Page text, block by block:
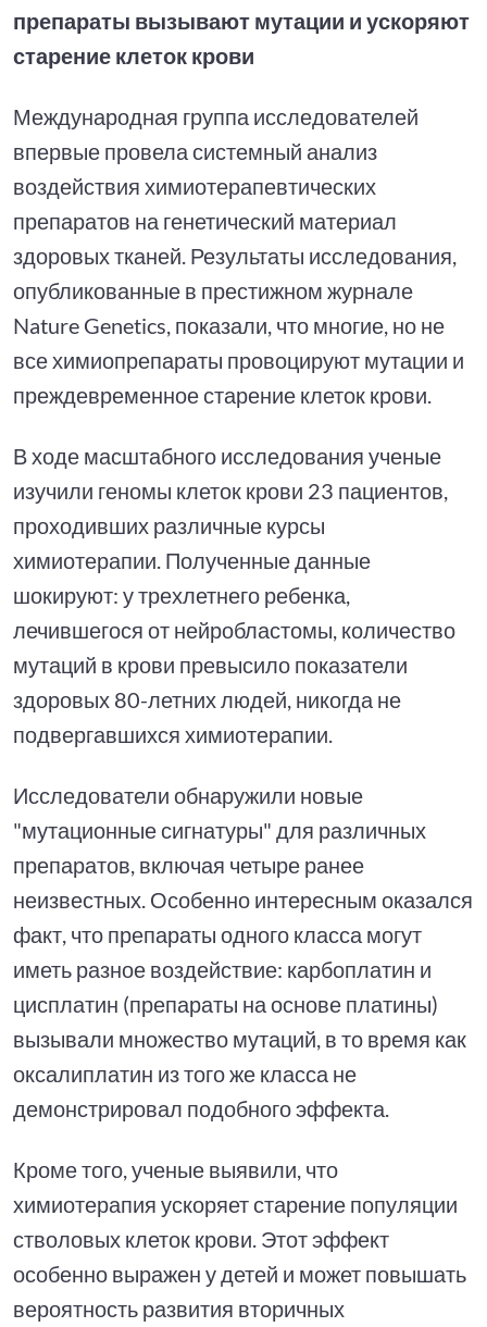
препараты вызывают мутации и ускоряют
старение клеток крови
Международная группа исследователей
впервые провела системный анализ
воздействия химиотерапевтических
препаратов на генетический материал
здоровых тканей. Результаты исследования,
опубликованные в престижном журнале
Nature Genetics, показали, что многие, но не
все химиопрепараты провоцируют мутации и
преждевременное старение клеток крови.
В ходе масштабного исследования ученые
изучили геномы клеток крови 23 пациентов,
проходивших различные курсы
химиотерапии. Полученные данные
шокируют: у трехлетнего ребенка,
лечившегося от нейробластомы, количество
мутаций в крови превысило показатели
здоровых 80-летних людей, никогда не
подвергавшихся химиотерапии.
Исследователи обнаружили новые
"мутационные сигнатуры" для различных
препаратов, включая четыре ранее
неизвестных. Особенно интересным оказался
факт, что препараты одного класса могут
иметь разное воздействие: карбоплатин и
цисплатин (препараты на основе платины)
вызывали множество мутаций, в то время как
оксалиплатин из того же класса не
демонстрировал подобного эффекта.
Кроме того, ученые выявили, что
химиотерапия ускоряет старение популяции
стволовых клеток крови. Этот эффект
особенно выражен у детей и может повышать
вероятность развития вторичных